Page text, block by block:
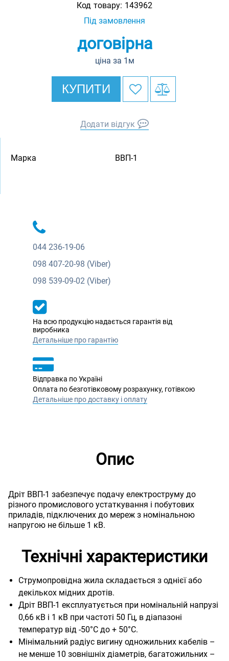
Код товару: 143962
Під замовлення
договірна
ціна за 1м
КУПИТИ
Додати відгук
Марка ВВП-1
044 236-19-06
098 407-20-98 (Viber)
098 539-09-02 (Viber)
На всю продукцію надається гарантія від
виробника
Детальніше про гарантію
Відправка по Україні
Оплата по безготівковому розрахунку, готівкою
Детальніше про доставку і оплату
Опис
Дріт ВВП-1 забезпечує подачу електроструму до
різного промислового устаткування і побутових
приладів, підключених до мереж з номінальною
напругою не більше 1 кВ.
Технічні характеристики
Струмопровідна жила складається з однієї або
декількох мідних дротів.
Дріт ВВП-1 експлуатується при номінальній напрузі
0,66 кВ і 1 кВ при частоті 50 Гц, в діапазоні
температур від -50°С до + 50°С.
Мінімальний радіус вигину одножильних кабелів –
не менше 10 зовнішніх діаметрів, багатожильних –